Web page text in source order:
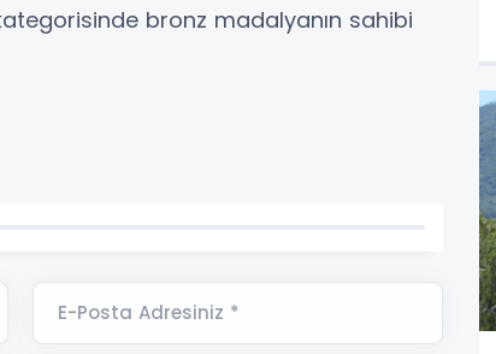
bronz madalyanın sahibi
E-Posta Adresiniz *